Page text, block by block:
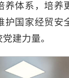
养体系，培养
护国家经贸安
建力量。